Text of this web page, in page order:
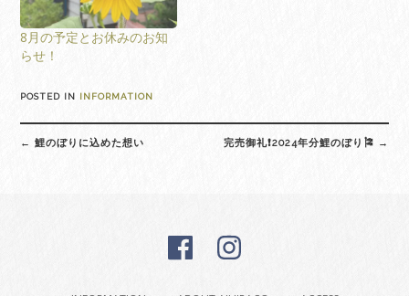
8月の予定とお休みのお知
らせ！
POSTED IN INFORMATION
Post
navigation
← 鯉のぼりに込めた想い 完売御礼❗️2024年分鯉のぼり🎏 →